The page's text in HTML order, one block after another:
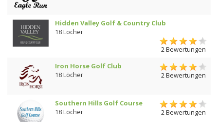
Hidden Valley Golf & Country Club
18 Löcher
2 Bewertungen
Iron Horse Golf Club
18 Löcher
2 Bewertungen
Southern Hills Golf Course
18 Löcher
2 Bewertungen